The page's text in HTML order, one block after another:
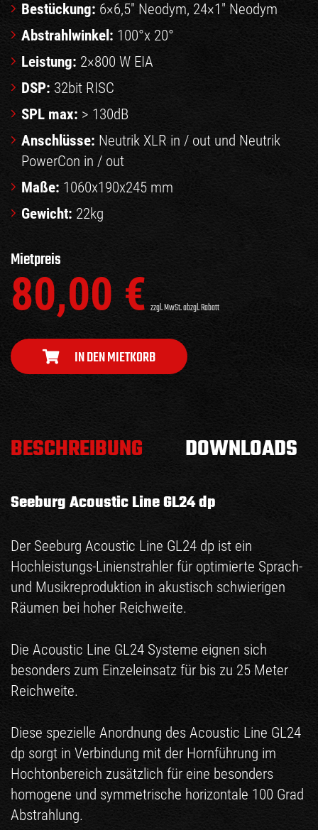
Bestückung: 6×6,5″ Neodym, 24×1″ Neodym
Abstrahlwinkel: 100°x 20°
Leistung: 2×800 W EIA
DSP: 32bit RISC
SPL max: > 130dB
Anschlüsse: Neutrik XLR in / out und Neutrik
PowerCon in / out
Maße: 1060x190x245 mm
Gewicht: 22kg
Mietpreis
80,00 € zzgl. MwSt. abzgl. Rabatt
IN DEN MIETKORB
BESCHREIBUNG DOWNLOADS
Seeburg Acoustic Line GL24 dp
Der Seeburg Acoustic Line GL24 dp ist ein
Hochleistungs-Linienstrahler für optimierte Sprach-
und Musikreproduktion in akustisch schwierigen
Räumen bei hoher Reichweite.
Die Acoustic Line GL24 Systeme eignen sich
besonders zum Einzeleinsatz für bis zu 25 Meter
Reichweite.
Diese spezielle Anordnung des Acoustic Line GL24
dp sorgt in Verbindung mit der Hornführung im
Hochtonbereich zusätzlich für eine besonders
homogene und symmetrische horizontale 100 Grad
Abstrahlung.